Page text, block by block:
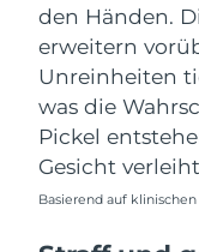
den Händen.
erweitern
Unreinheiten
was die
Pickel
Gesicht
Basierend auf
Schweden
Schweiz
Taiwan
Thailand